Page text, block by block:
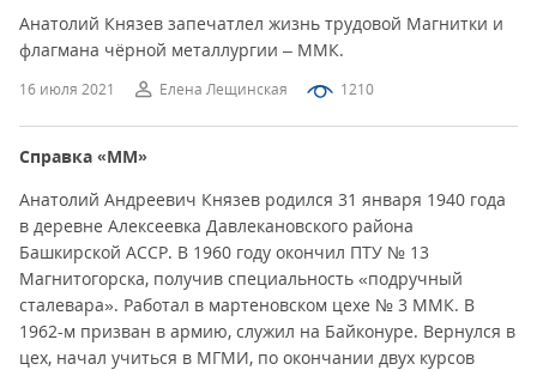
16 июля 2021 Елена Лещинская 1210
Анатолий Князев запечатлел жизнь трудовой Магнитки и
флагмана чёрной металлургии – ММК.
Справка «ММ»
Анатолий Андреевич Князев родился 31 января 1940 года
в деревне Алексеевка Давлекановского района
Башкирской АССР. В 1960 году окончил ПТУ № 13
Магнитогорска, получив специальность «подручный
сталевара». Работал в мартеновском цехе № 3 ММК. В
1962-м призван в армию, служил на Байконуре. Вернулся в
цех, начал учиться в МГМИ, по окончании двух курсов